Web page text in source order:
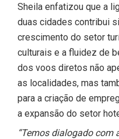
Sheila enfatizou que a
duas cidades contribui
crescimento do setor
culturais e a fluidez de
dos voos diretos não
as localidades, mas
para a criação de
a expansão do setor
“Temos dialogado com